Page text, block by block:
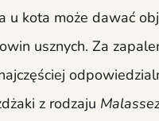
u kota może dawać
usznych. Za
z rodzaju